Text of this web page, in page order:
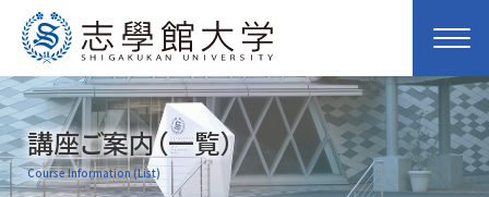
講座ご案内（一覧）
Course Information (List)